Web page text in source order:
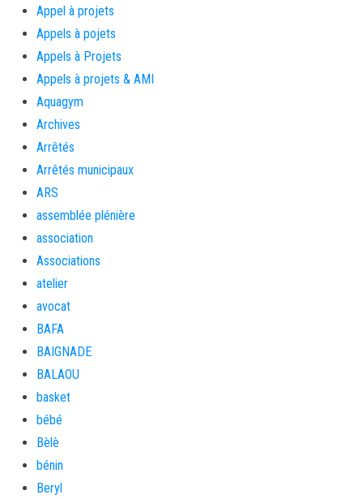
Appel à projets
Appels à pojets
Appels à Projets
Appels à projets & AMI
Aquagym
Archives
Arrêtés
Arrêtés municipaux
ARS
assemblée plénière
association
Associations
atelier
avocat
BAFA
BAIGNADE
BALAOU
basket
bébé
Bèlè
bénin
Beryl